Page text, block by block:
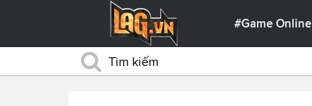
#Game Online